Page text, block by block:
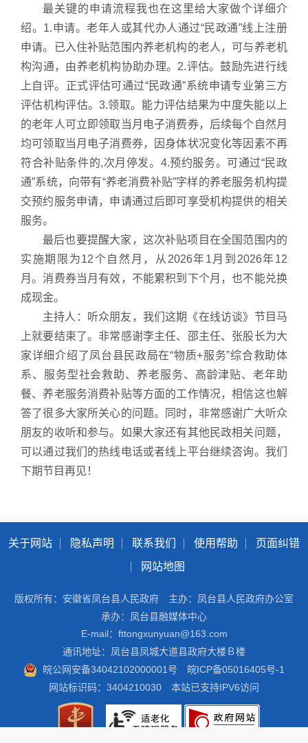
最关键的申请流程我也在这里给大家做个详细介
绍。1.申请。老年人或其代办人通过“民政通”线上注册
申请。已入住补贴范围内养老机构的老人，可与养老机
构沟通，由养老机构协助办理。2.评估。鼓励先进行线
上自评。正式评估可通过“民政通”系统申请专业第三方
评估机构评估。3.领取。能力评估结果为中度失能以上
的老年人可立即领取当月电子消费券，后续每个自然月
均可领取当月电子消费券，因身体状况变化等因素不再
符合补贴条件的,次月停发。4.预约服务。可通过“民政
通”系统，向带有“养老消费补贴”字样的养老服务机构提
交预约服务申请，申请通过后即可享受机构提供的相关
服务。
最后也要提醒大家，这次补贴项目在全国范围内的
实施期限为12个自然月，从2026年1月到2026年12
月。消费券当月有效，不能累积到下个月，也不能兑换
成现金。
主持人：听众朋友，我们这期《在线访谈》节目马
上就要结束了。非常感谢李主任、邵主任、张股长为大
家详细介绍了凤台县民政局在“物质+服务”综合救助体
系、服务型社会救助、养老服务、高龄津贴、老年助
餐、养老服务消费补贴等方面的工作情况，相信这也解
答了很多大家所关心的问题。同时，非常感谢广大听众
朋友的收听和参与。如果大家还有其他民政相关问题，
可以通过我们的热线电话或者线上平台继续咨询。我们
下期节目再见！
关于网站 隐私声明 联系我们 使用帮助
页面纠错
网站地图
版权所有：安徽省凤台县人民政府
主办：凤台县人民政府办公室
承办：凤台县融媒体中心
E-mail：fttongxunyuan@163.com
通讯地址：凤台县凤城大道县政府大楼Ｂ楼
皖公网安备34042102000001号
皖ICP备05016405号-1
网站标识码：3404210030
本站已支持IPV6访问